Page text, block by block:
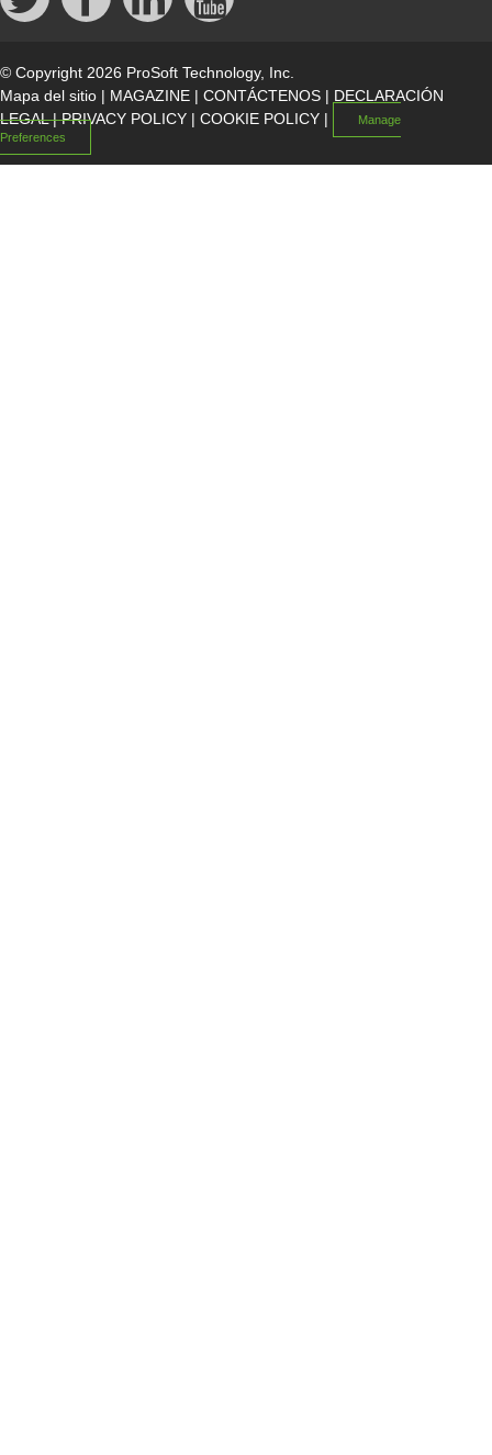
© Copyright 2026 ProSoft Technology, Inc.
Mapa del sitio | MAGAZINE | CONTÁCTENOS | DECLARACIÓN
LEGAL|PRIVACY POLICY | COOKIE POLICY |
Manage
Preferences